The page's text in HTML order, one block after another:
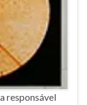
responsável